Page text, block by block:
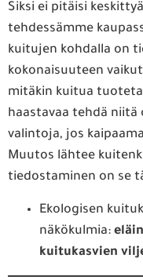
Siksi ei pitäisi
tehdessämme
kuitujen kohdalla on
kokonaisuuteen
mitäkin kuitua
haastavaa tehdä niitä
valintoja, jos
Muutos lähtee
tiedostaminen on se
Ekologisen
näkökulmia:
kuitukasvien